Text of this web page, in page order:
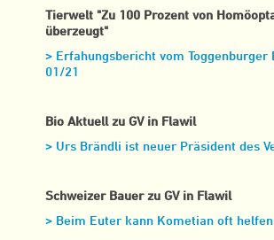
Tierwelt "Zu 100 Prozent von
überzeugt"
> Erfahungsbericht vom Toggenburger
01/21
Bio Aktuell zu GV in Flawil
> Urs Brändli ist neuer Präsident des
Schweizer Bauer zu GV in Flawil
> Beim Euter kann Kometian oft